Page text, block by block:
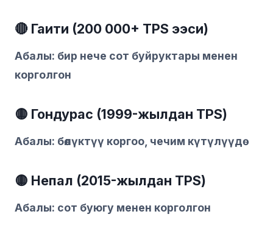
🔴 Гаити (200 000+ TPS ээси)
Абалы: бир нече сот буйруктары менен
корголгон
🟡 Гондурас (1999-жылдан TPS)
Абалы: бөлүктүү коргоо, чечим күтүлүүдө
🟡 Непал (2015-жылдан TPS)
Абалы: сот буюгу менен корголгон